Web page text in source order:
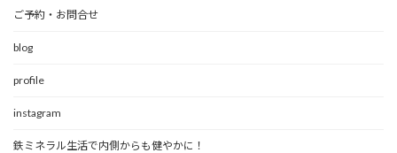
ご予約・お問合せ
blog
profile
instagram
鉄ミネラル生活で内側からも健やかに！